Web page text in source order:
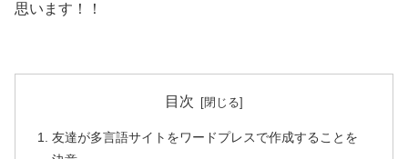
思います！！
目次
友達が多言語サイトをワードプレスで作成することを